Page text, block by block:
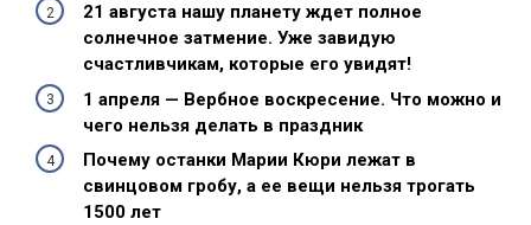
21 августа нашу планету ждет полное
солнечное затмение. Уже завидую
счастливчикам, которые его увидят!
1 апреля — Вербное воскресение. Что можно и
чего нельзя делать в праздник
Почему останки Марии Кюри лежат в
свинцовом гробу, а ее вещи нельзя трогать
1500 лет